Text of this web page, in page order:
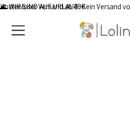
Kostenloser Versand ab 49€
🌊 WIR SIND AUF URLAUB: Kein Versand